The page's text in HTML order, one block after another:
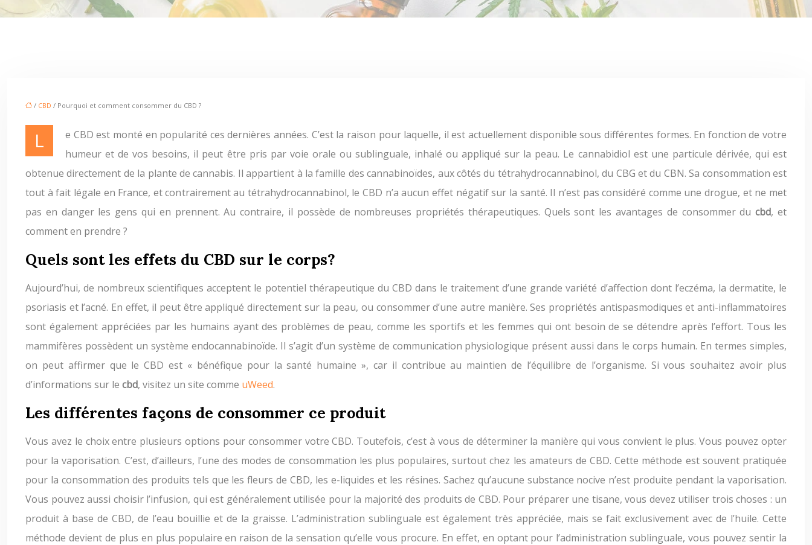
/ CBD / Pourquoi et comment consommer du CBD ?
Le CBD est monté en popularité ces dernières années. C’est la raison pour laquelle, il est actuellement disponible sous différentes formes. En fonction de votre
humeur et de vos besoins, il peut être pris par voie orale ou sublinguale, inhalé ou appliqué sur la peau. Le cannabidiol est une particule dérivée, qui est
obtenue directement de la plante de cannabis. Il appartient à la famille des cannabinoïdes, aux côtés du tétrahydrocannabinol, du CBG et du CBN. Sa consommation est
tout à fait légale en France, et contrairement au tétrahydrocannabinol, le CBD n’a aucun effet négatif sur la santé. Il n’est pas considéré comme une drogue, et ne met
pas en danger les gens qui en prennent. Au contraire, il possède de nombreuses propriétés thérapeutiques. Quels sont les avantages de consommer ducbd, et
comment en prendre ?
Quels sont les effets du CBD sur le corps?
Aujourd’hui, de nombreux scientifiques acceptent le potentiel thérapeutique du CBD dans le traitement d’une grande variété d’affection dont l’eczéma, la dermatite, le
psoriasis et l’acné. En effet, il peut être appliqué directement sur la peau, ou consommer d’une autre manière. Ses propriétés antispasmodiques et anti-inflammatoires
sont également appréciées par les humains ayant des problèmes de peau, comme les sportifs et les femmes qui ont besoin de se détendre après l’effort. Tous les
mammifères possèdent un système endocannabinoïde. Il s’agit d’un système de communication physiologique présent aussi dans le corps humain. En termes simples,
on peut affirmer que le CBD est « bénéfique pour la santé humaine », car il contribue au maintien de l’équilibre de l’organisme. Si vous souhaitez avoir plus
d’informations sur le cbd, visitez un site comme uWeed.
Les différentes façons de consommer ce produit
Vous avez le choix entre plusieurs options pour consommer votre CBD. Toutefois, c’est à vous de déterminer la manière qui vous convient le plus. Vous pouvez opter
pour la vaporisation. C’est, d’ailleurs, l’une des modes de consommation les plus populaires, surtout chez les amateurs de CBD. Cette méthode est souvent pratiquée
pour la consommation des produits tels que les fleurs de CBD, les e-liquides et les résines. Sachez qu’aucune substance nocive n’est produite pendant la vaporisation.
Vous pouvez aussi choisir l’infusion, qui est généralement utilisée pour la majorité des produits de CBD. Pour préparer une tisane, vous devez utiliser trois choses : un
produit à base de CBD, de l’eau bouillie et de la graisse. L’administration sublinguale est également très appréciée, mais se fait exclusivement avec de l’huile. Cette
méthode devient de plus en plus populaire en raison de la sensation qu’elle vous procure. En effet, en optant pour l’administration sublinguale, vous pouvez sentir la